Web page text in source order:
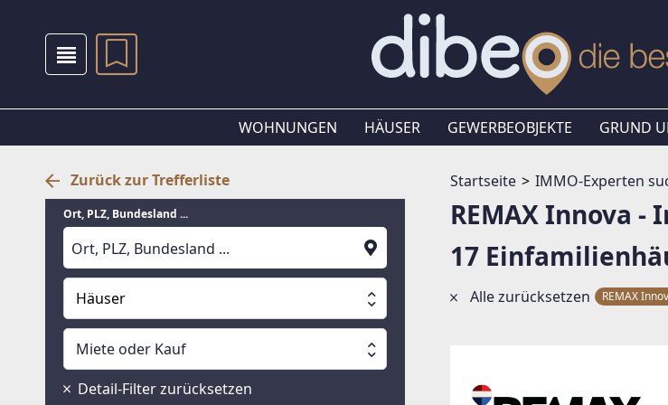
WOHNUNGEN HÄUSER GEWERBEOBJEKTE GRUND
Zurück zur Trefferliste
Ort, PLZ, Bundesland ...
Suche läuft
Häuser
Alle Immobilien
Häuser
Miete oder Kauf
Miete oder Kauf
Detail-Filter zurücksetzen
Startseite IMMO-Experten
REMAX Innova
17
Alle zurücksetzen REMAX